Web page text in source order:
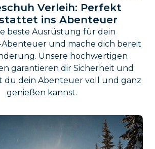
Verleih: Perfekt
ins Abenteuer
beste Ausrüstung für dein
und mache dich bereit
Unsere hochwertigen
garantieren dir Sicherheit und
du dein Abenteuer voll und ganz
genießen kannst.